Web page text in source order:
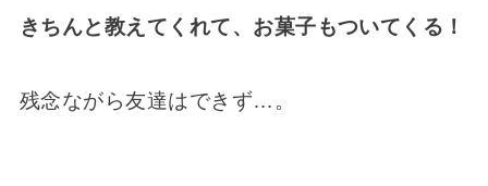
きちんと教えてくれて、お菓子もついてくる！
残念ながら友達はできず…。